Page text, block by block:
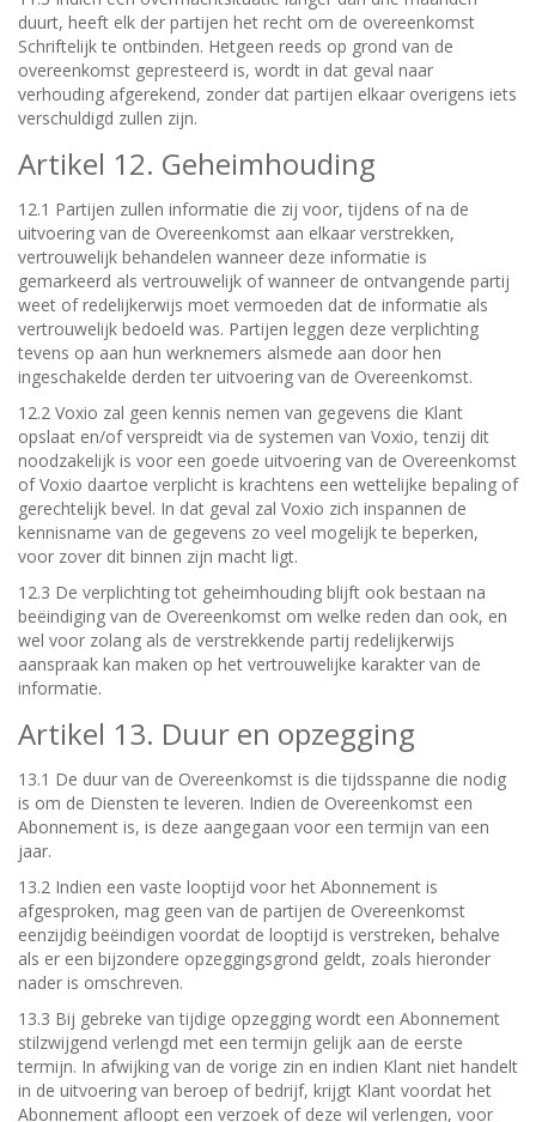
duurt, heeft elk der partijen het recht om de overeenkomst
Schriftelijk te ontbinden. Hetgeen reeds op grond van de
overeenkomst gepresteerd is, wordt in dat geval naar
verhouding afgerekend, zonder dat partijen elkaar overigens iets
verschuldigd zullen zijn.
Artikel 12. Geheimhouding
12.1 Partijen zullen informatie die zij voor, tijdens of na de
uitvoering van de Overeenkomst aan elkaar verstrekken,
vertrouwelijk behandelen wanneer deze informatie is
gemarkeerd als vertrouwelijk of wanneer de ontvangende partij
weet of redelijkerwijs moet vermoeden dat de informatie als
vertrouwelijk bedoeld was. Partijen leggen deze verplichting
tevens op aan hun werknemers alsmede aan door hen
ingeschakelde derden ter uitvoering van de Overeenkomst.
12.2 Voxio zal geen kennis nemen van gegevens die Klant
opslaat en/of verspreidt via de systemen van Voxio, tenzij dit
noodzakelijk is voor een goede uitvoering van de Overeenkomst
of Voxio daartoe verplicht is krachtens een wettelijke bepaling of
gerechtelijk bevel. In dat geval zal Voxio zich inspannen de
kennisname van de gegevens zo veel mogelijk te beperken,
voor zover dit binnen zijn macht ligt.
12.3 De verplichting tot geheimhouding blijft ook bestaan na
beëindiging van de Overeenkomst om welke reden dan ook, en
wel voor zolang als de verstrekkende partij redelijkerwijs
aanspraak kan maken op het vertrouwelijke karakter van de
informatie.
Artikel 13. Duur en opzegging
13.1 De duur van de Overeenkomst is die tijdsspanne die nodig
is om de Diensten te leveren. Indien de Overeenkomst een
Abonnement is, is deze aangegaan voor een termijn van een
jaar.
13.2 Indien een vaste looptijd voor het Abonnement is
afgesproken, mag geen van de partijen de Overeenkomst
eenzijdig beëindigen voordat de looptijd is verstreken, behalve
als er een bijzondere opzeggingsgrond geldt, zoals hieronder
nader is omschreven.
13.3 Bij gebreke van tijdige opzegging wordt een Abonnement
stilzwijgend verlengd met een termijn gelijk aan de eerste
termijn. In afwijking van de vorige zin en indien Klant niet handelt
in de uitvoering van beroep of bedrijf, krijgt Klant voordat het
Abonnement afloopt een verzoek of deze wil verlengen, voor